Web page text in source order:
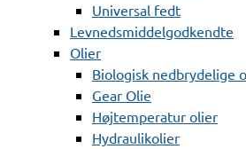
Universal fedt
Levnedsmiddelgodkendte
Olier
Biologisk nedbrydelige
Gear Olie
Højtemperatur olier
Hydraulikolier